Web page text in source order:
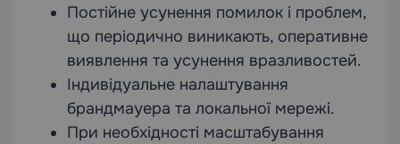
Постійне усунення помилок і проблем,
що періодично виникають, оперативне
виявлення та усунення вразливостей.
Індивідуальне налаштування
брандмауера та локальної мережі.
При необхідності масштабування